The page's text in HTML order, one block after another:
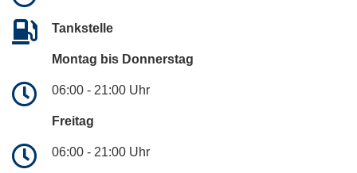
Tankstelle
Montag bis Donnerstag
06:00 - 21:00 Uhr
Freitag
06:00 - 21:00 Uhr